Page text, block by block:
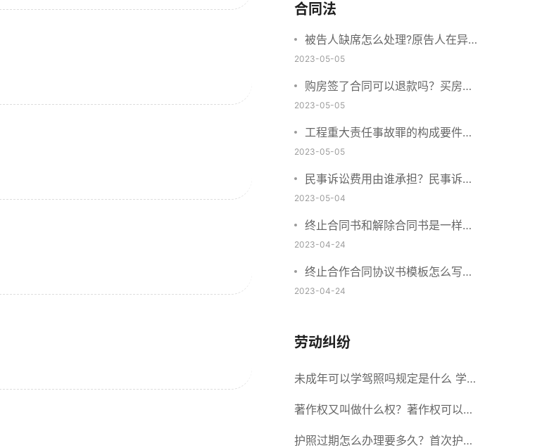
合同法
被告人缺席怎么处理?原告人在异
地怎么起诉?
2023-05-05
购房签了合同可以退款吗？买房子
定金不退该找谁？
2023-05-05
工程重大责任事故罪的构成要件是
什么？工程重大安全事故罪的处罚
标准是什么？
2023-05-05
民事诉讼费用由谁承担？民事诉讼
费用收取标准2023
2023-05-04
终止合同书和解除合同书是一样的
吗？提前终止合同算不算违约？
2023-04-24
终止合作合同协议书模板怎么写？
合同违约诉讼流程是怎样的？
2023-04-24
劳动纠纷
未成年可以学驾照吗规定是什么 学
车考驾照的有效期限最长是多长时
间？
著作权又叫做什么权？著作权可以继
承吗？
护照过期怎么办理要多久？首次护照